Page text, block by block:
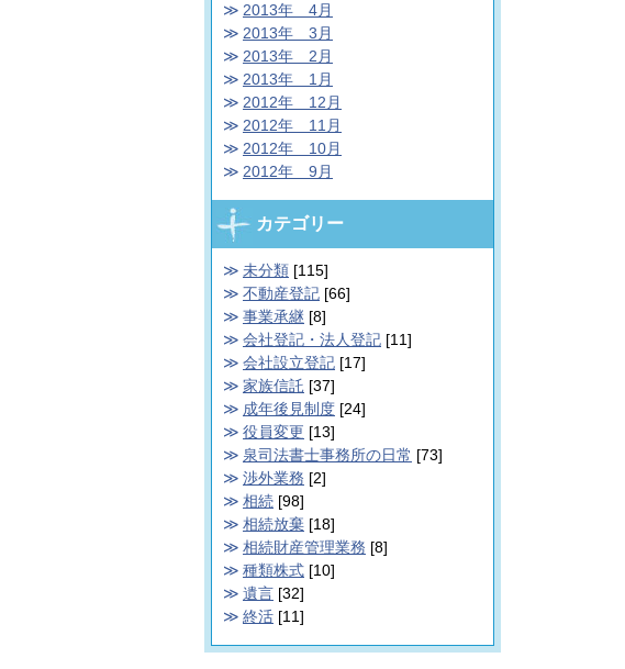
2013年 4月
2013年 3月
2013年 2月
2013年 1月
2012年 12月
2012年 11月
2012年 10月
2012年 9月
カテゴリー
未分類 [115]
不動産登記 [66]
事業承継 [8]
会社登記・法人登記 [11]
会社設立登記 [17]
家族信託 [37]
成年後見制度 [24]
役員変更 [13]
泉司法書士事務所の日常 [73]
渉外業務 [2]
相続 [98]
相続放棄 [18]
相続財産管理業務 [8]
種類株式 [10]
遺言 [32]
終活 [11]